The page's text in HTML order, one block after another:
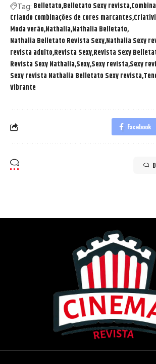
Tag: Belletato Belletato Sexy revista
Criando combinações de cores marcantes
Moda verão Nathalia Nathalia Belletato
Nathalia Belletato Revista SexyNathalia Sexy
revista adulto Revista SexyRevista Sexy
Revista Sexy Nathalia SexySexy revista Sexy
Sexy revista Nathalia Belletato Sexy revista
Vibrante
Facebook